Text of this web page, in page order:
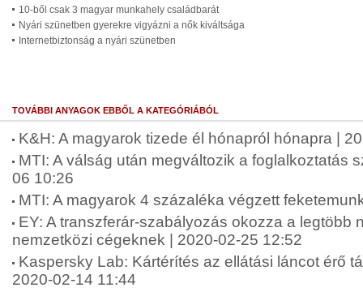
10-ből csak 3 magyar munkahely családbarát
Nyári szünetben gyerekre vigyázni a nők kiváltsága
Internetbiztonság a nyári szünetben
TOVÁBBI ANYAGOK EBBŐL A KATEGÓRIÁBÓL
K&H: A magyarok tizede él hónapról hónapra |
MTI: A válság után megváltozik a foglalkoztatás
06 10:26
MTI: A magyarok 4 százaléka végzett
EY: A transzferár-szabályozás okozza a legtöbb
nemzetközi cégeknek | 2020-02-25 12:52
Kaspersky Lab: Kártérítés az ellátási láncot érő
2020-02-14 11:44